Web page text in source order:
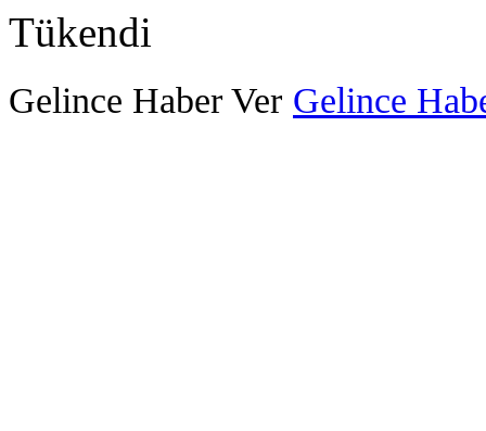
Tükendi
Gelince Haber Ver Gelince